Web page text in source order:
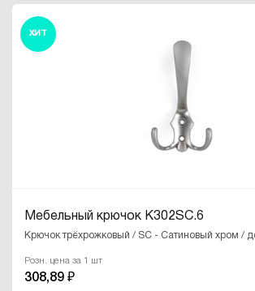
ХИТ
Мебельный крючок K302SC.6
Крючок трёхрожковый / SC - Сатиновый хром /
Розн. цена за 1 шт
308,89 ₽